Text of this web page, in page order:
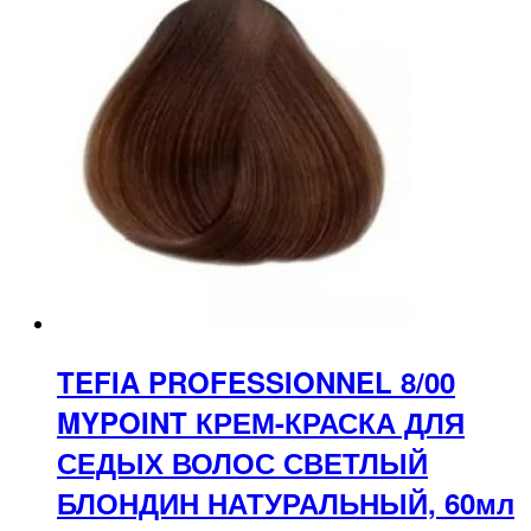
TEFIA PROFESSIONNEL 8/00
MYPOINT КРЕМ-КРАСКА ДЛЯ
СЕДЫХ ВОЛОС СВЕТЛЫЙ
БЛОНДИН НАТУРАЛЬНЫЙ, 60мл